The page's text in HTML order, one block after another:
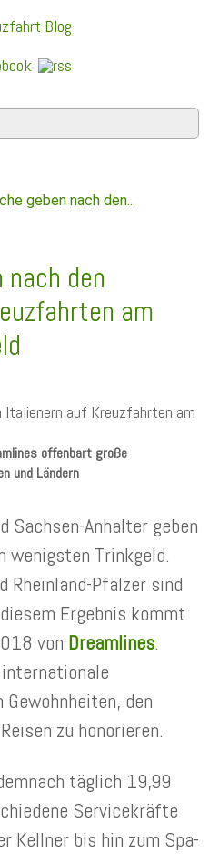
geben nach den...
den
am
offenbart große
und Ländern
Sachsen-Anhalter geben
wenigsten Trinkgeld.
Rheinland-Pfälzer sind
Ergebnis kommt
von Dreamlines.
den
zu honorieren.
täglich 19,99
Servicekräfte
Kellner bis hin zum Spa-